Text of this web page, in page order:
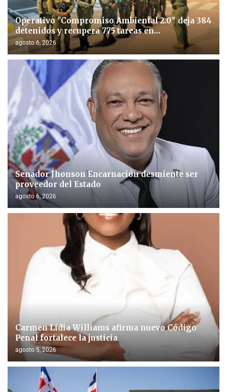
Operativo "Compromiso Ambiental 2.0″ deja 384
detenidos y recupera 775 tareas en...
agosto 6, 2026
Senador Jhonson Encarnación desmiente ser
proveedor del Estado
agosto 6, 2026
Carmen Lidia Williams afirma nuevo Código
Penal fortalece la justicia
agosto 5, 2026